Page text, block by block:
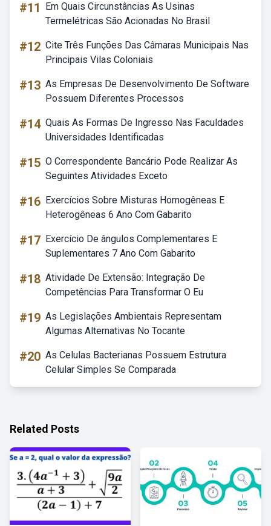
#11
Em Quais Circunstâncias As Usinas
Termelétricas São Acionadas No Brasil
#12 Cite Três Funções Das Câmaras Municipais Nas
Principais Vilas Coloniais
#13 As Empresas De Desenvolvimento De Software
Possuem Diferentes Processos
#14 Quais As Formas De Ingresso Nas Faculdades
Universidades Identificadas
#15 O Correspondente Bancário Pode Realizar As
Seguintes Atividades Exceto
#16 Exercícios Sobre Misturas Homogêneas E
Heterogêneas 6 Ano Com Gabarito
#17 Exercício De ângulos Complementares E
Suplementares 7 Ano Com Gabarito
#18 Atividade De Extensão: Integração De
Competências Para Transformar O Eu
#19 As Legislações Ambientais Representam
Algumas Alternativas No Tocante
#20 As Celulas Bacterianas Possuem Estrutura
Celular Simples Se Comparada
Related Posts